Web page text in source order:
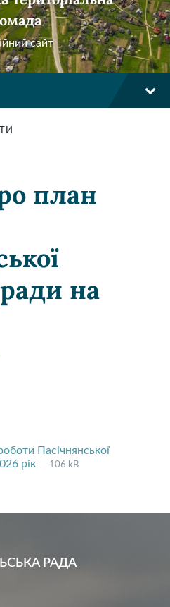
сайт
план
ради на
Пасічнянської
рік
File
pdf
File
106 kB
РАДА